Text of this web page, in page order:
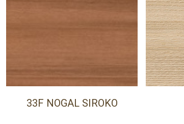
33F NOGAL SIROKO